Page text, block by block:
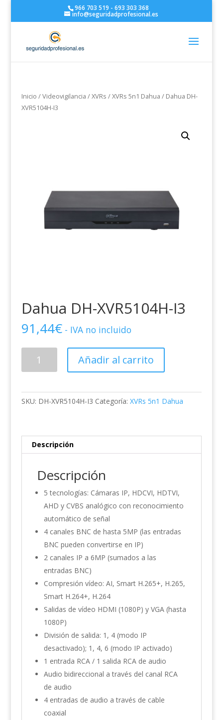
966 703 519 - 693 303 368
info@seguridadprofesional.es
Inicio /Videovigilancia /XVRs /XVRs 5n1 Dahua / Dahua DH-
XVR5104H-I3
Dahua DH-XVR5104H-I3
91,44€ - IVA no incluido
cantidad
Añadir al carrito
SKU: DH-XVR5104H-I3 Categoría: XVRs 5n1 Dahua
Descripción
Descripción
5 tecnologías: Cámaras IP, HDCVI, HDTVI,
AHD y CVBS analógico con reconocimiento
automático de señal
4 canales BNC de hasta 5MP (las entradas
BNC pueden convertirse en IP)
2 canales IP a 6MP (sumados a las
entradas BNC)
Compresión vídeo: AI, Smart H.265+, H.265,
Smart H.264+, H.264
Salidas de vídeo HDMI (1080P) y VGA (hasta
1080P)
División de salida: 1, 4 (modo IP
desactivado); 1, 4, 6 (modo IP activado)
1 entrada RCA / 1 salida RCA de audio
Audio bidireccional a través del canal RCA
de audio
4 entradas de audio a través de cable
coaxial